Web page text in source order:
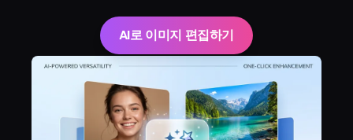
AI로 이미지 편집하기